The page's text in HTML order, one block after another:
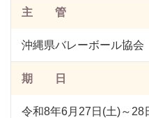
主 管
沖縄県バレーボール協会
期 日
令和8年6月27日(土)～28